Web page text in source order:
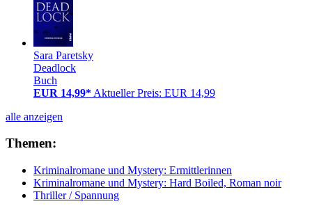
Sara Paretsky
Deadlock
Buch
EUR 14,99* Aktueller Preis: EUR 14,99
alle anzeigen
Themen:
Kriminalromane und Mystery: Ermittlerinnen
Kriminalromane und Mystery: Hard Boiled, Roman noir
Thriller / Spannung